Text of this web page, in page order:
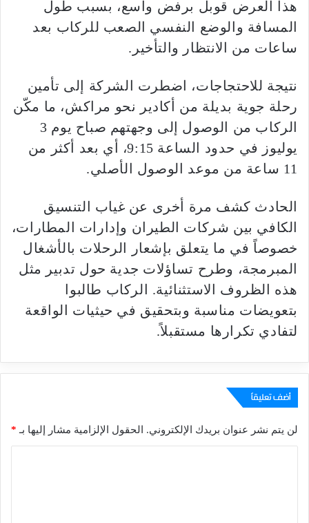
هذا العرض قوبل برفض واسع، بسبب طول
المسافة والوضع النفسي الصعب للركاب بعد
ساعات من الانتظار والتأخير.
نتيجة للاحتجاجات، اضطرت الشركة إلى تأمين
رحلة جوية بديلة من أكادير نحو مراكش، ما مكّن
الركاب من الوصول إلى وجهتهم صباح يوم 3
يوليوز في حدود الساعة 9:15، أي بعد أكثر من
11 ساعة من موعد الوصول الأصلي.
الحادث كشف مرة أخرى عن غياب التنسيق
الكافي بين شركات الطيران وإدارات المطارات،
خصوصاً في ما يتعلق بإشعار الرحلات بالأشغال
المبرمجة، وطرح تساؤلات جدية حول تدبير مثل
هذه الظروف الاستثنائية. الركاب طالبوا
بتعويضات مناسبة وبتحقيق في حيثيات الواقعة
لتفادي تكرارها مستقبلاً.
أضف تعليقاً
لن يتم نشر عنوان بريدك الإلكتروني. الحقول الإلزامية مشار إليها بـ *